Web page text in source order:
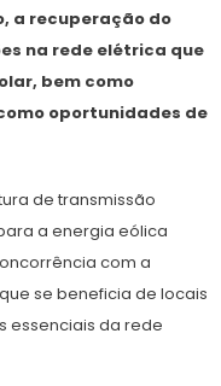
a recuperação do
na rede elétrica que
bem como
oportunidades de
de transmissão
a energia eólica
com a
se beneficia de locais
essenciais da rede